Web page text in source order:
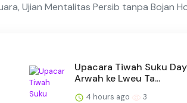
Ujian Mentalitas Persib tanpa Bojan
Upacara Tiwah Suku
Arwah ke Lweu Ta...
4 hours ago 3